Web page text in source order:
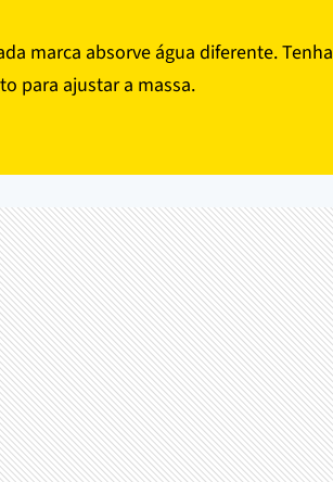
marca absorve água diferente. Tenha
para ajustar a massa.